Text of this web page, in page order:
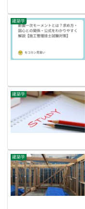
建築学
建築学
建築学